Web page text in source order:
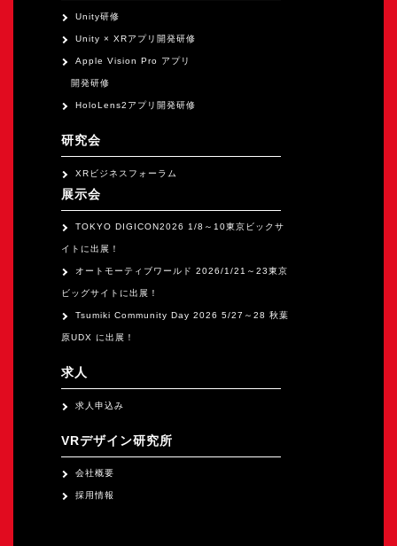
Unity研修
Unity × XRアプリ開発研修
Apple Vision Pro アプリ
開発研修
HoloLens2アプリ開発研修
研究会
XRビジネスフォーラム
展示会
TOKYO DIGICON2026 1/8～10東京ビックサ
イトに出展！
オートモーティブワールド 2026/1/21～23東京
ビッグサイトに出展！
Tsumiki Community Day 2026 5/27～28 秋葉
原UDX に出展！
求人
求人申込み
VRデザイン研究所
会社概要
採用情報